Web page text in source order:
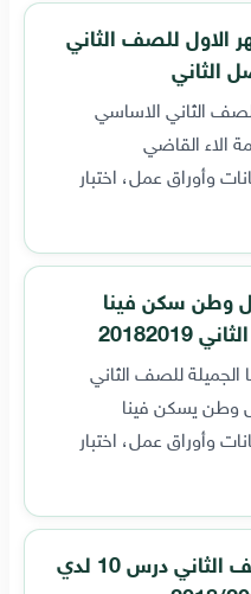
الاول للصف الثاني
الثاني
الثاني الاساسي
الاء القاضي
وأوراق عمل، اختبار
وطن سكن فينا
الجميلة للصف الثاني
وطن يسكن فينا
وأوراق عمل، اختبار
تحضير لغة عربية للصف الثاني درس 10 لدي